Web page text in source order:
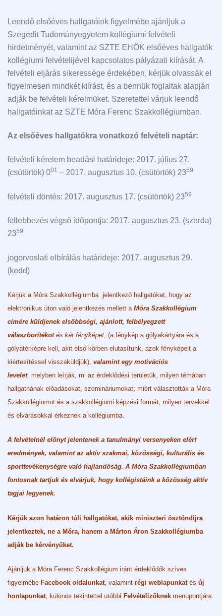
Leendő elsőéves hallgatóink figyelmébe ajánljuk a
Szegedit Tudományegyetem kollégiumi felvételi
hirdetményét, valamint az SZTE EHÖK elsőéves hallgatók
kollégiumi felvételijével kapcsolatos pályázati kiírását. A
felvételi eljárás sikeressége érdekében, kérjük olvassák el
figyelmesen mindkét kiírást, és a bennük foglaltak alapján
adják be felvételi kérelmüket. Szeretettel várjuk leendő
hallgatóinkat az SZTE Móra Ferenc Szakkollégiumban.
Az elsőéves hallgatókra vonatkozó felvételi naptár:
felvételi kérelem beadási határideje: 2017. július 27.
(csütörtök) 001 – 2017. augusztus 10. (csütörtök) 2359
felvételi döntés: 2017. augusztus 17. (csütörtök) 2359
fellebbezés végső időpontja: 2017. augusztus 23. (szerda)
2359
jogorvoslati elbírálás határideje: 2017. augusztus 29.
(kedd)
Kérjük a Móra Szakkollégiumba jelentkező hallgatókat, hogy az
elektronikus úton való jelentkezés mellett a Móra Szakkollégium
címére küldjenek elsőbbségi, ajánlott, felbélyegzett
válaszborítékotés két fényképet, (a fénykép a gólyakártyára és a
gólyatérképre kell, akit első körben elutasítunk, azok fényképeit a
kiértesítéssel visszaküldjük), valamint egy motivációs
levelet, melyben leírják, mi az érdeklődési területük, milyen témában
hallgatnának előadásokat, szemináriumokat; miért választották a Móra
Szakkollégiumot és a szakkollégiumi képzési formát, milyen tervekkel
és elvárásokkal érkeznek a kollégiumba.
A felvételnél előnyt jelentenek a tanulmányi versenyeken elért
eredmények, valamint az aktív szakmai, közösségi, kulturális és
sporttevékenységre való hajlandóság. A Móra Szakkollégiumban
fontosnak tartjuk és elvárjuk, hogy kollégistáink a közösség aktív
tagjai legyenek.
Kérjük azon határon túli hallgatókat, akik miniszteri ösztöndíjra
jelentkeztek, ne a Móra, hanem a Márton Áron Szakkollégiumba
adják be kérvényüket.
Ajánljuk a Móra Ferenc Szakkollégium iránt érdeklődők szíves
figyelmébe Facebook oldalunkat, valamint régi weblapunkatés új
honlapunkat, különös tekintettel utóbbi Felvételizőknek menüpontjára.